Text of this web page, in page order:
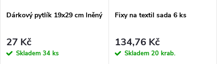
Dárkový pytlík 19x29 cm lněný
27 Kč
Skladem 34 ks
Fixy na textil sada 6 ks
134,76 Kč
Skladem 20 krab.